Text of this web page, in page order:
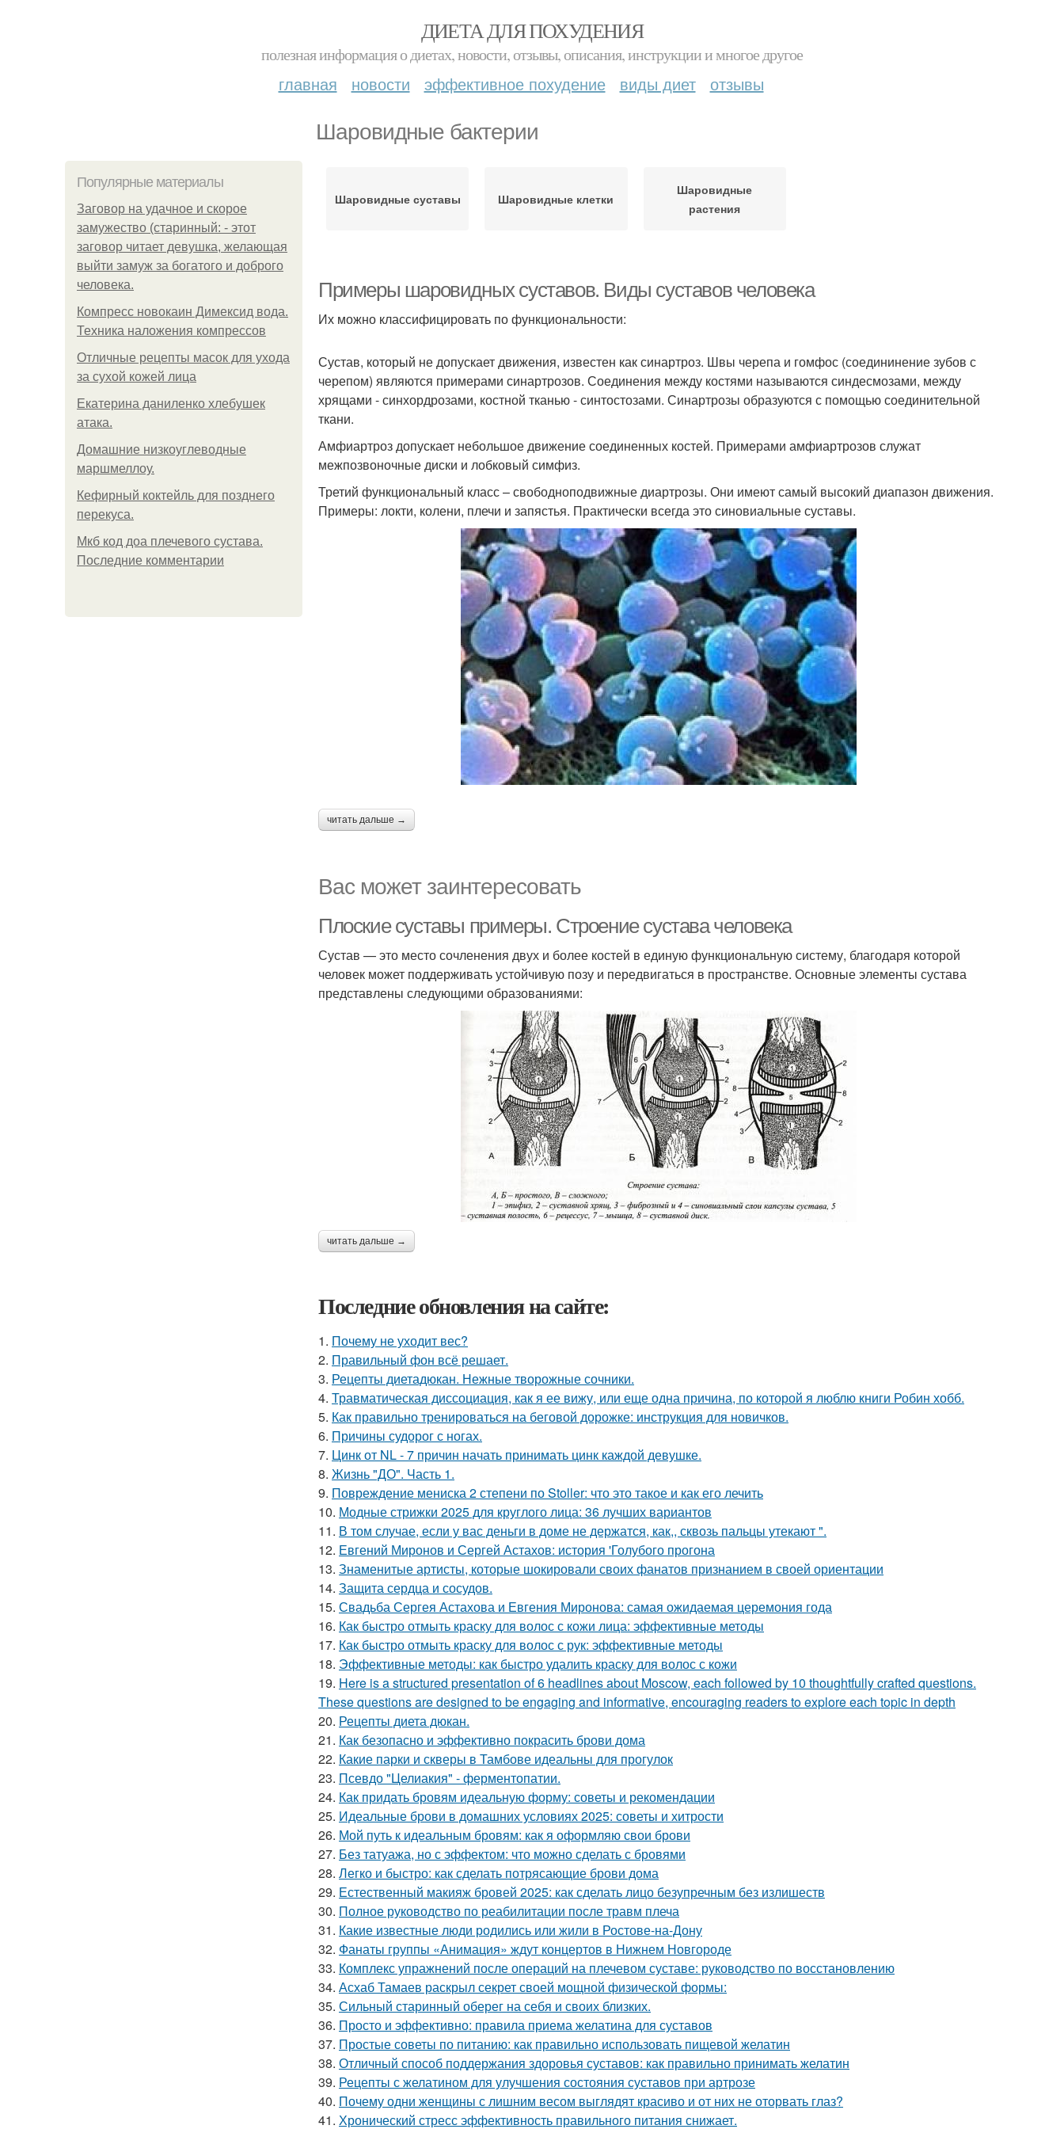
ДИЕТА ДЛЯ ПОХУДЕНИЯ
полезная информация о диетах, новости, отзывы, описания, инструкции и многое другое
главная новости эффективное похудение виды диет отзывы
Шаровидные бактерии
Популярные материалы
Заговор на удачное и скорое
замужество (старинный: - этот
заговор читает девушка, желающая
выйти замуж за богатого и доброго
человека.
Компресс новокаин Димексид вода.
Техника наложения компрессов
Отличные рецепты масок для ухода
за сухой кожей лица
Екатерина даниленко хлебушек
атака.
Домашние низкоуглеводные
маршмеллоу.
Кефирный коктейль для позднего
перекуса.
Мкб код доа плечевого сустава.
Последние комментарии
Шаровидные суставы Шаровидные клетки
Шаровидные
растения
Примеры шаровидных суставов. Виды суставов человека
Их можно классифицировать по функциональности:
Сустав, который не допускает движения, известен как синартроз. Швы черепа и гомфос (соедининение зубов с
черепом) являются примерами синартрозов. Соединения между костями называются синдесмозами, между
хрящами - синхордрозами, костной тканью - синтостозами. Синартрозы образуются с помощью соединительной
ткани.
Амфиартроз допускает небольшое движение соединенных костей. Примерами амфиартрозов служат
межпозвоночные диски и лобковый симфиз.
Третий функциональный класс – свободноподвижные диартрозы. Они имеют самый высокий диапазон движения.
Примеры: локти, колени, плечи и запястья. Практически всегда это синовиальные суставы.
читать дальше →
Вас может заинтересовать
Плоские суставы примеры. Строение сустава человека
Сустав — это место сочленения двух и более костей в единую функциональную систему, благодаря которой
человек может поддерживать устойчивую позу и передвигаться в пространстве. Основные элементы сустава
представлены следующими образованиями:
читать дальше →
Последние обновления на сайте:
1. Почему не уходит вес?
2. Правильный фон всё решает.
3. Рецепты диетадюкан. Нежные творожные сочники.
4. Травматическая диссоциация, как я ее вижу, или еще одна причина, по которой я люблю книги Робин хобб.
5. Как правильно тренироваться на беговой дорожке: инструкция для новичков.
6. Причины судорог с ногах.
7. Цинк от NL - 7 причин начать принимать цинк каждой девушке.
8. Жизнь "ДО". Часть 1.
9. Повреждение мениска 2 степени по Stoller: что это такое и как его лечить
10. Модные стрижки 2025 для круглого лица: 36 лучших вариантов
11. В том случае, если у вас деньги в доме не держатся, как,, сквозь пальцы утекают ".
12. Евгений Миронов и Сергей Астахов: история 'Голубого прогона
13. Знаменитые артисты, которые шокировали своих фанатов признанием в своей ориентации
14. Защита сердца и сосудов.
15. Свадьба Сергея Астахова и Евгения Миронова: самая ожидаемая церемония года
16. Как быстро отмыть краску для волос с кожи лица: эффективные методы
17. Как быстро отмыть краску для волос с рук: эффективные методы
18. Эффективные методы: как быстро удалить краску для волос с кожи
19. Here is a structured presentation of 6 headlines about Moscow, each followed by 10 thoughtfully crafted questions.
These questions are designed to be engaging and informative, encouraging readers to explore each topic in depth
20. Рецепты диета дюкан.
21. Как безопасно и эффективно покрасить брови дома
22. Какие парки и скверы в Тамбове идеальны для прогулок
23. Псевдо "Целиакия" - ферментопатии.
24. Как придать бровям идеальную форму: советы и рекомендации
25. Идеальные брови в домашних условиях 2025: советы и хитрости
26. Мой путь к идеальным бровям: как я оформляю свои брови
27. Без татуажа, но с эффектом: что можно сделать с бровями
28. Легко и быстро: как сделать потрясающие брови дома
29. Естественный макияж бровей 2025: как сделать лицо безупречным без излишеств
30. Полное руководство по реабилитации после травм плеча
31. Какие известные люди родились или жили в Ростове-на-Дону
32. Фанаты группы «Анимация» ждут концертов в Нижнем Новгороде
33. Комплекс упражнений после операций на плечевом суставе: руководство по восстановлению
34. Асхаб Тамаев раскрыл секрет своей мощной физической формы:
35. Сильный старинный оберег на себя и своих близких.
36. Просто и эффективно: правила приема желатина для суставов
37. Простые советы по питанию: как правильно использовать пищевой желатин
38. Отличный способ поддержания здоровья суставов: как правильно принимать желатин
39. Рецепты с желатином для улучшения состояния суставов при артрозе
40. Почему одни женщины с лишним весом выглядят красиво и от них не оторвать глаз?
41. Хронический стресс эффективность правильного питания снижает.